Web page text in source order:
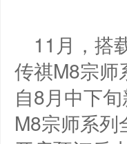
11月，搭
传祺M8宗师
自8月中下
M8宗师系